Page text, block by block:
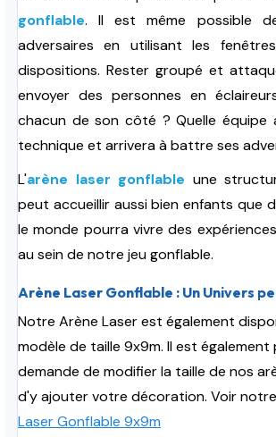
gonflable. Il est même possible
adversaires en utilisant les
dispositions. Rester groupé et
envoyer des personnes en
chacun de son côté ? Quelle équipe
technique et arrivera à battre ses
L'arène laser gonflable une
peut accueillir aussi bien enfants que
le monde pourra vivre des
au sein de notre jeu gonflable.
Arène Laser Gonflable : Un Univers
Notre Arène Laser est également
modèle de taille 9x9m. Il est également
demande de modifier la taille de nos
d'y ajouter votre décoration. Voir
Laser Gonflable 9x9m